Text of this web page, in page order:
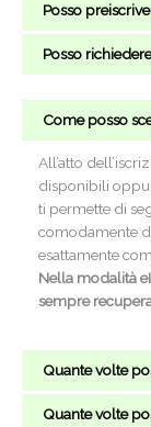
Posso
Posso
Come posso
All’atto
disponibili
ti permette di
comodamente
esattamente
Nella modalità
sempre
Quante volte
Quante volte